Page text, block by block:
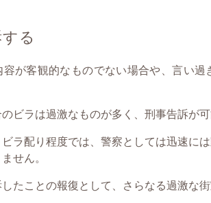
る
容が客観的なものでない場合や、言い
のビラは過激なものが多く、刑事告訴が
ビラ配り程度では、警察としては迅速に
せん。
したことの報復として、さらなる過激な